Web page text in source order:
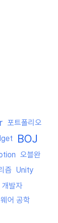
포트폴리오
BOJ
오블완
즘 Unity
개발자
어 공학